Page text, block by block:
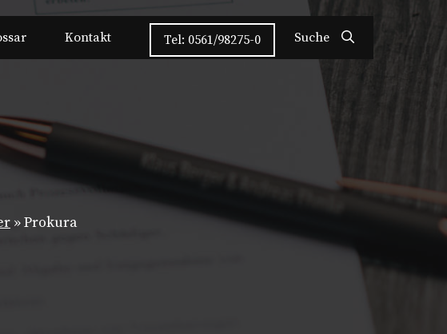
Kontakt Tel: 0561/98275-0 Suche
»Prokura